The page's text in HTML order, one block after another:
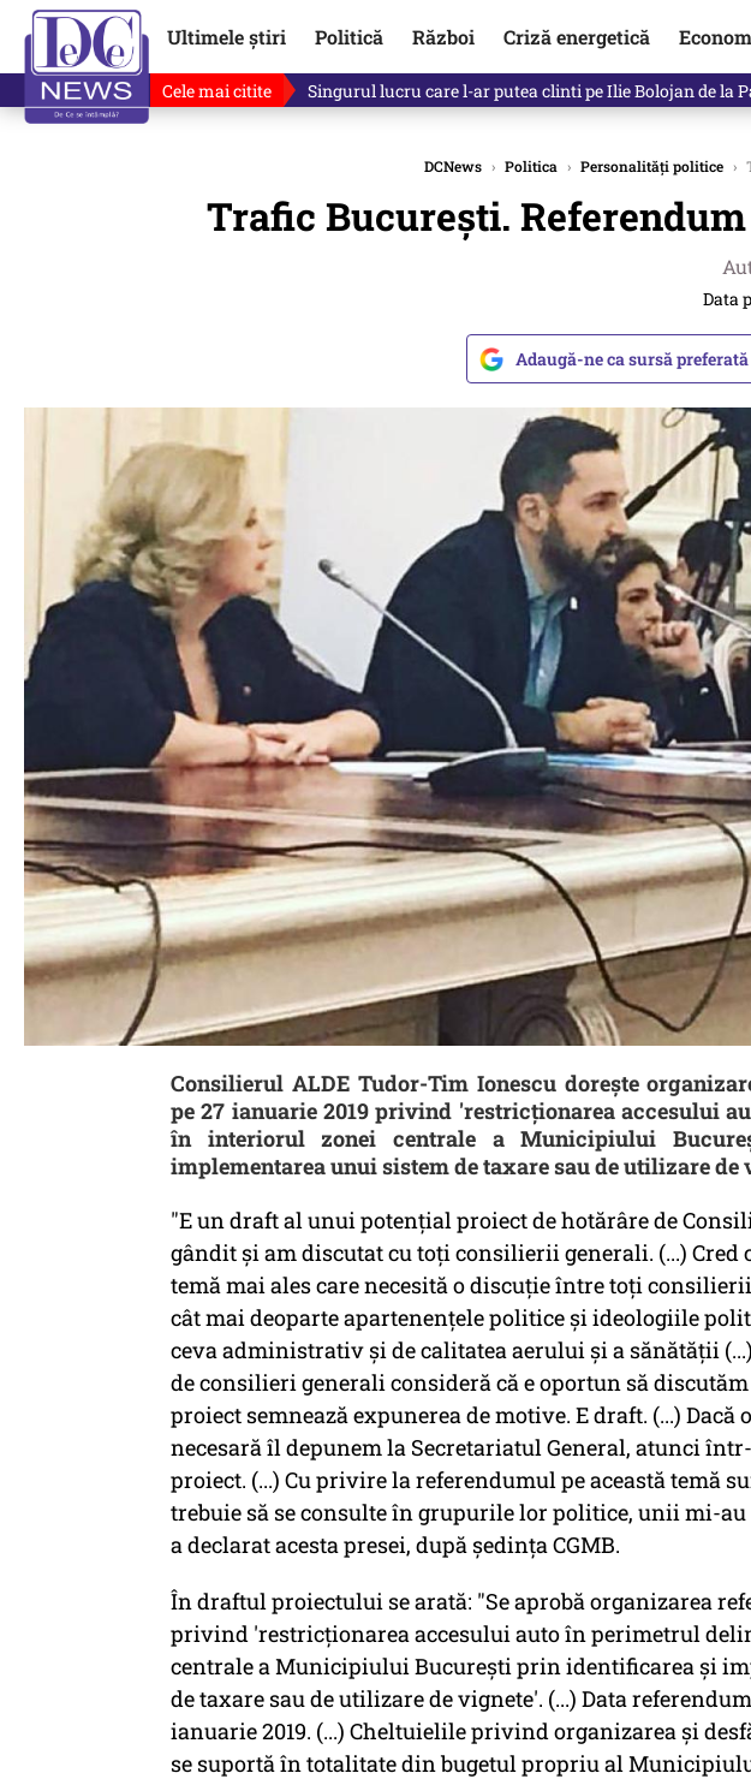
Ultimele știri Politică Război Criză energetică
Cele mai citite Singurul lucru care l-ar putea clinti pe Ilie Bolojan de la
DCNews › Politica › Personalități politice ›
Trafic București.
Data
Adaugă-ne ca sursă preferată
Consilierul ALDE Tudor-Tim Ionescu doreşte
pe 27 ianuarie 2019 privind 'restricţionarea accesului
în interiorul zonei centrale a Municipiului
implementarea unui sistem de taxare sau de utilizare de
"E un draft al unui potenţial proiect de hotărâre de
gândit şi am discutat cu toţi consilierii generali. (...) Cred
temă mai ales care necesită o discuţie între toţi
cât mai deoparte apartenenţele politice şi ideologiile
ceva administrativ şi de calitatea aerului şi a sănătăţii
de consilieri generali consideră că e oportun să
proiect semnează expunerea de motive. E draft. (...) Dacă
necesară îl depunem la Secretariatul General, atunci
proiect. (...) Cu privire la referendumul pe această temă
trebuie să se consulte în grupurile lor politice, unii mi-au
a declarat acesta presei, după şedinţa CGMB.
În draftul proiectului se arată: "Se aprobă organizarea
privind 'restricţionarea accesului auto în perimetrul
centrale a Municipiului Bucureşti prin identificarea şi
de taxare sau de utilizare de vignete'. (...) Data
ianuarie 2019. (...) Cheltuielile privind organizarea şi
se suportă în totalitate din bugetul propriu al